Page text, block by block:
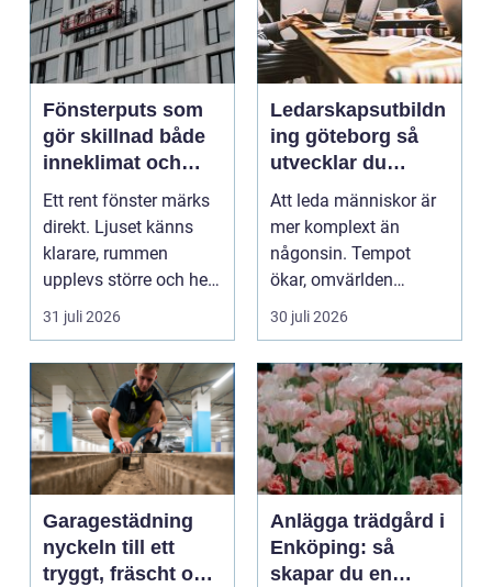
Fönsterputs som
gör skillnad både
inneklimat och
utsikt
Ett rent fönster märks
direkt. Ljuset känns
klarare, rummen
upplevs större och hela
hemmet eller kon...
31 juli 2026
Ledarskapsutbildn
ing göteborg så
utvecklar du
ledare som håller i
längden
Att leda människor är
mer komplext än
någonsin. Tempot
ökar, omvärlden
förändras snabbt och
medarbet...
30 juli 2026
Garagestädning
nyckeln till ett
tryggt, fräscht och
Anlägga trädgård i
Enköping: så
skapar du en